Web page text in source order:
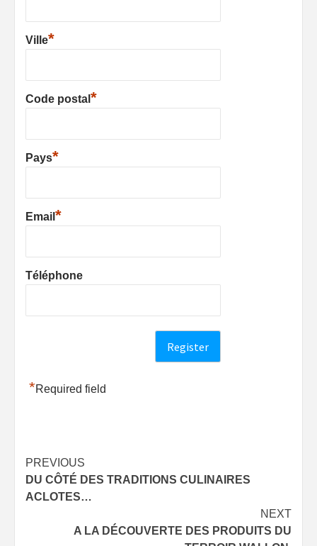
Ville*
Code postal *
Pays*
Email *
Téléphone
*Required field
Post
navigation
PREVIOUS
DU CÔTÉ DES TRADITIONS CULINAIRES
ACLOTES…
NEXT
A LA DÉCOUVERTE DES PRODUITS DU